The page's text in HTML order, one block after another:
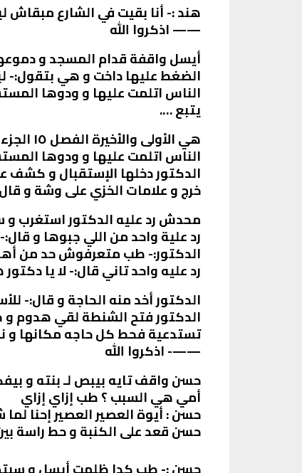
هند :- أنا بقيت في الشارع مبقاش
—— اذكروا الله
أيسل واقفة قدام المسجد و
الضغط عليها داخت و هي بتقول:-
الناس اتلمت عليها و ودوها
يتبع ….
هي الأولى والأخيرة الفصل ١٥ الجزء الثاني
الناس اتلمت عليها و ودوها
الدكتور دخلها الإستقبال و
خرج و علامات الخزي على وشة و
محدش رد عليه الدكتور استغرب و
رد علية واحد من اللي جبوها و
الدكتور:- طب متعرفوش حد من
رد عليه واحد تاني قال:- لا يا
الدكتور أخد منه الحاجة و
الدكتور فتح الشنطة لقي
تستدعية فحط كل حاجه مكانها و
——- اذكروا الله
حسن واقف تايه بيبص لـ بنته و
أمي هي السبب ؟ طب إزاي إزاي
حسن : أيوة العصير العصير إحنا
حسن قعد على الكنبة و حط راسة